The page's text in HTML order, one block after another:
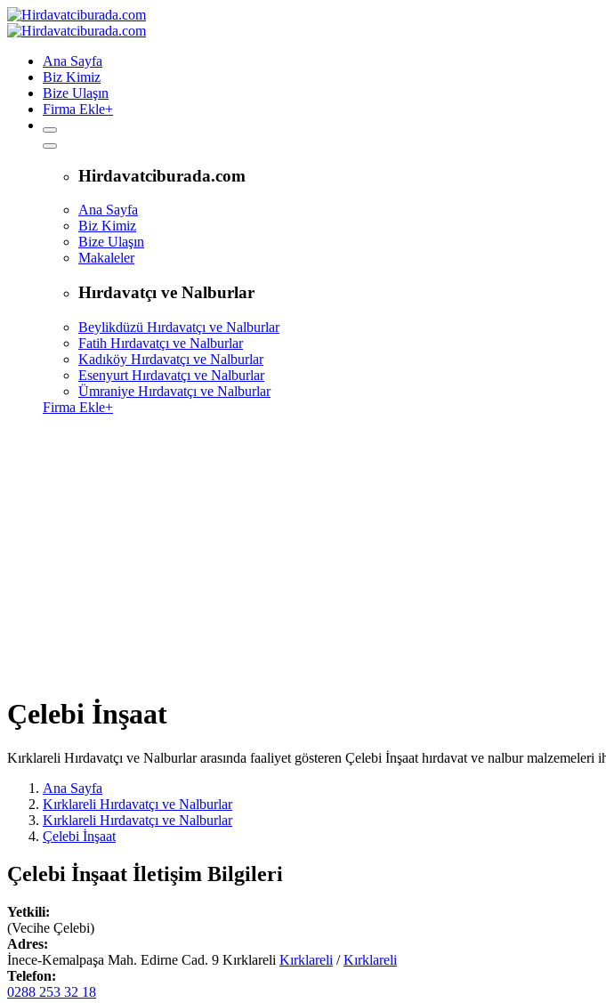
Ana Sayfa
Biz Kimiz
Bize Ulaşın
Firma Ekle+
Hirdavatciburada.com
Ana Sayfa
Biz Kimiz
Bize Ulaşın
Makaleler
Hırdavatçı ve Nalburlar
Beylikdüzü Hırdavatçı ve Nalburlar
Fatih Hırdavatçı ve Nalburlar
Kadıköy Hırdavatçı ve Nalburlar
Esenyurt Hırdavatçı ve Nalburlar
Ümraniye Hırdavatçı ve Nalburlar
Firma Ekle+
Çelebi İnşaat
Kırklareli Hırdavatçı ve Nalburlar arasında faaliyet gösteren Çelebi İnşaat hırdavat ve nalbur malzemeleri
Ana Sayfa
Kırklareli Hırdavatçı ve Nalburlar
Kırklareli Hırdavatçı ve Nalburlar
Çelebi İnşaat
Çelebi İnşaat İletişim Bilgileri
Yetkili:
(Vecihe Çelebi)
Adres:
İnece-Kemalpaşa Mah. Edirne Cad. 9 Kırklareli Kırklareli /Kırklareli
Telefon:
0288 253 32 18